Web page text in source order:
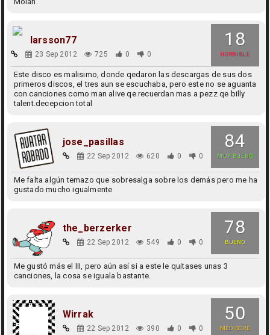
18
HORRIBLE
larsson77
23 Sep 2012 725 0 0
Este disco es malisimo, donde qedaron las descargas de sus dos
primeros discos, el tres aun se escuchaba, pero este no se aguanta
con canciones como man alive qe recuerdan mas a pezz qe billy
talent.decepcion total
84
MUY BUENO
jose_pasillas
22 Sep 2012 620 0 0
Me falta algún temazo que sobresalga sobre los demás pero me ha
gustado mucho igualmente
78
BUENO
the_berzerker
22 Sep 2012 549 0 0
Me gustó más el III, pero aún así si a este le quitases unas 3
canciones, la cosa se iguala bastante.
50
MEDIOCRE
Wirrak
22 Sep 2012 390 0 0